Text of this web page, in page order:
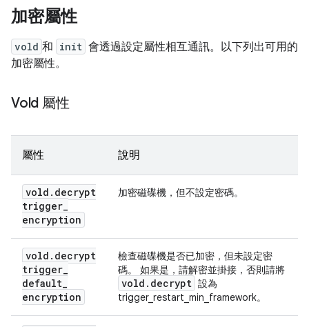
加密屬性
vold 和 init 會透過設定屬性相互通訊。以下列出可用的
加密屬性。
Vold 屬性
屬性 說明
vold . decrypt
trigger_
encryption
加密磁碟機，但不設定密碼。
vold . decrypt
trigger_
default_
encryption
檢查磁碟機是否已加密，但未設定密
碼。 如果是，請解密並掛接，否則請將
vold . decrypt 設為
trigger_restart_min_framework。